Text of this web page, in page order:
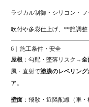
ラジカル制御・シリコン・
吹付や多彩仕上げ、**艶調
6｜施工条件・安全
屋根 ：勾配・墜落リスク→全
風・直射で塗膜のレベリン
ア。
壁面 ：飛散・近隣配慮（車